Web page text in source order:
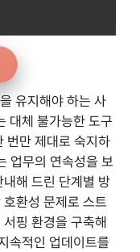
유지해야 하는 사
대체 불가능한 도구
번만 제대로 숙지하
업무의 연속성을 보
해 드린 단계별 방
환성 문제로 스트
핑 환경을 구축해
속적인 업데이트를